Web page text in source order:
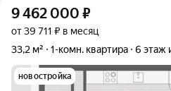
9 462 000 ₽
от 39 711 ₽ в месяц
33,2 м²
1-комн. квартира 6 этаж
новостройка